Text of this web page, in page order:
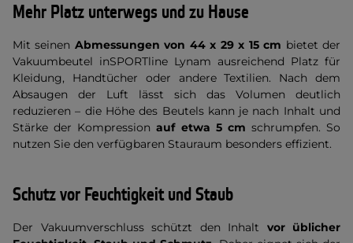
Mehr Platz unterwegs und zu Hause
Mit seinen Abmessungen von 44 x 29 x 15 cm bietet der
Vakuumbeutel inSPORTline Lynam ausreichend Platz für
Kleidung, Handtücher oder andere Textilien. Nach dem
Absaugen der Luft lässt sich das Volumen deutlich
reduzieren – die Höhe des Beutels kann je nach Inhalt und
Stärke der Kompressionauf etwa 5 cm schrumpfen. So
nutzen Sie den verfügbaren Stauraum besonders effizient.
Schutz vor Feuchtigkeit und Staub
Der Vakuumverschluss schützt den Inhalt vor üblicher